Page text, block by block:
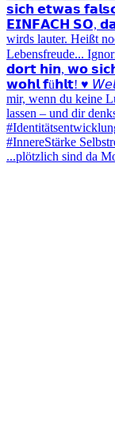
...plötzlich sind da